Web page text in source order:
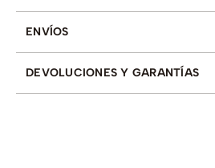
ENVÍOS
DEVOLUCIONES Y GARANTÍAS